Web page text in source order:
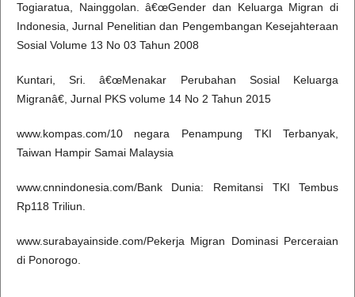
Togiaratua, Nainggolan. â€œGender dan Keluarga Migran di
Indonesia, Jurnal Penelitian dan Pengembangan Kesejahteraan
Sosial Volume 13 No 03 Tahun 2008
Kuntari, Sri. â€œMenakar Perubahan Sosial Keluarga
Migranâ€, Jurnal PKS volume 14 No 2 Tahun 2015
www.kompas.com/10 negara Penampung TKI Terbanyak,
Taiwan Hampir Samai Malaysia
www.cnnindonesia.com/Bank Dunia: Remitansi TKI Tembus
Rp118 Triliun.
www.surabayainside.com/Pekerja Migran Dominasi Perceraian
di Ponorogo.